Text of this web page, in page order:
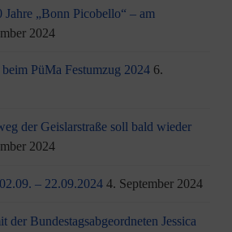
„Bonn Picobello“ – am
2024
PüMa Festumzug 2024 6.
der Geislarstraße soll bald wieder
2024
– 22.09.2024 4. September 2024
der Bundestagsabgeordneten Jessica